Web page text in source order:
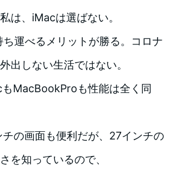
は、iMacは選ばない。
ち運べるメリットが勝る。コロナ
出しない生活ではない。
もMacBookProも性能は全く同
の画面も便利だが、27インチの
を知っているので、